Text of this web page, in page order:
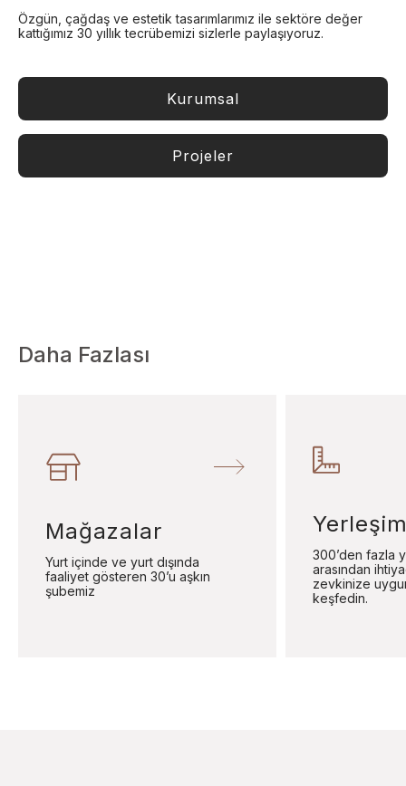
Özgün, çağdaş ve estetik tasarımlarımız ile sektöre değer
kattığımız 30 yıllık tecrübemizi sizlerle paylaşıyoruz.
Kurumsal
Projeler
Daha Fazlası
Mağazalar
Yurt içinde ve yurt dışında
faaliyet gösteren 30’u aşkın
şubemiz
300’den fazla
arasından
zevkinize
keşfedin.